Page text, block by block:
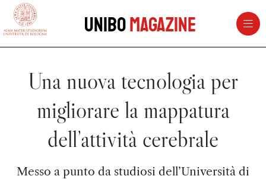
vai al contenuto della pagina
UniboMagazine
Una nuova tecnologia per
migliorare la mappatura
dell’attività cerebrale
Messo a punto da studiosi dell’Università di